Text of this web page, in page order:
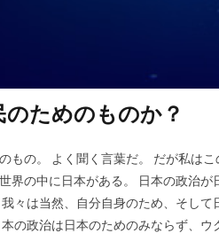
のためのものか？
もの。 よく聞く言葉だ。 だが私は
界の中に日本がある。 日本の政治
々は当然、自分自身のため、そし
の政治は日本のためのみならず、ウ